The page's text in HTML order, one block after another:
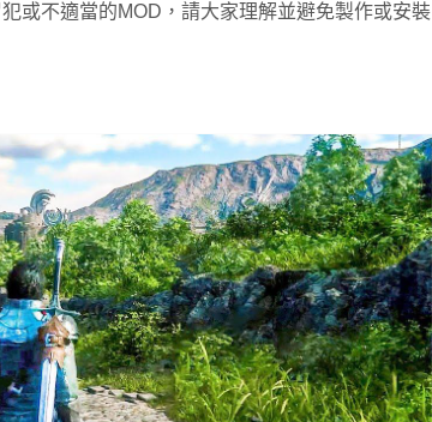
或不適當的MOD，請大家理解並避免製作或安裝